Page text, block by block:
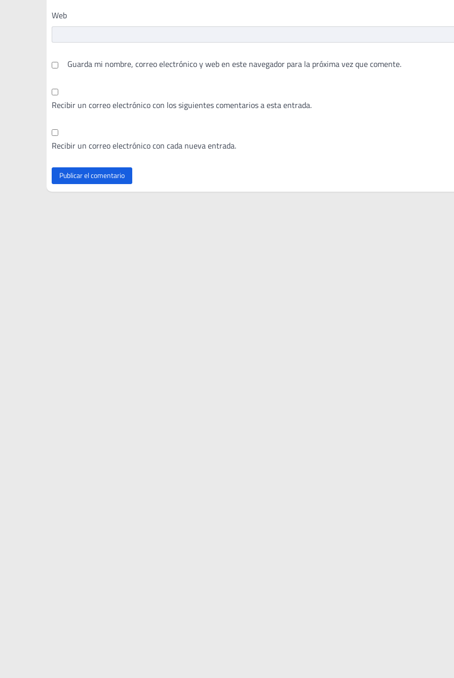
Web
Guarda mi nombre, correo electrónico y web en este navegador para la próxima vez que comente.
Recibir un correo electrónico con los siguientes comentarios a esta entrada.
Recibir un correo electrónico con cada nueva entrada.